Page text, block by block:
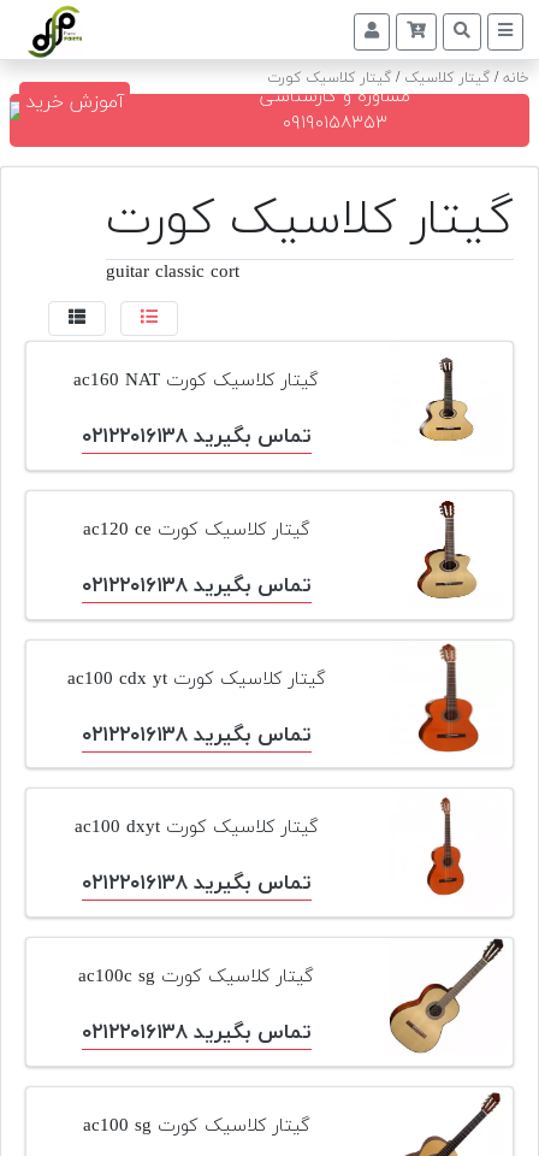
دیجیتال
پیانو
آکوستیک
کوک
وبلاگ
دست
دوم
محصول
دوم
خانه/گیتار کلاسیک /گیتار کلاسیک کورت
مشاوره و کارشناسی
۰۹۱۹۰۱۵۸۳۵۳
گیتار کلاسیک کورت
guitar classic cort
آموزش خرید
گیتار کلاسیک کورت ac160 NAT
تماس بگیرید ۰۲۱۲۲۰۱۶۱۳۸
گیتار کلاسیک کورت ac120 ce
تماس بگیرید ۰۲۱۲۲۰۱۶۱۳۸
گیتار کلاسیک کورت ac100 cdx yt
تماس بگیرید ۰۲۱۲۲۰۱۶۱۳۸
گیتار کلاسیک کورت ac100 dxyt
تماس بگیرید ۰۲۱۲۲۰۱۶۱۳۸
گیتار کلاسیک کورت ac100c sg
تماس بگیرید ۰۲۱۲۲۰۱۶۱۳۸
گیتار کلاسیک کورت ac100 sg